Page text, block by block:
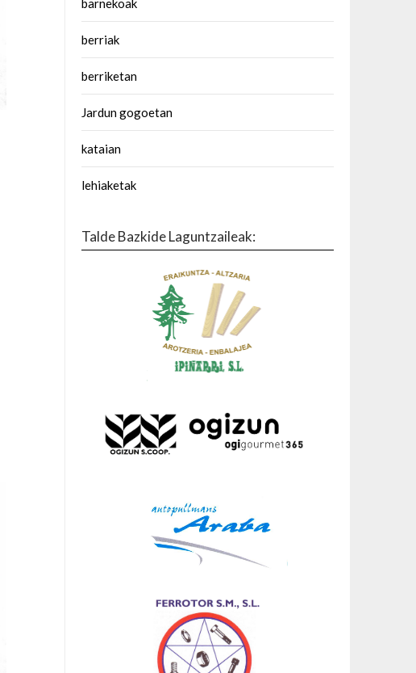
barnekoak
berriak
berriketan
Jardun gogoetan
kataian
lehiaketak
Talde Bazkide Laguntzaileak: